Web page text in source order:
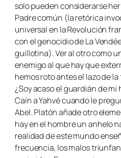
solo pueden considerarse
Padre común (la retórica
universal en la Revolución
con el genocidio de La
guillotina). Ver al otro como
enemigo al que hay que
hemos roto antes el lazo de
¿Soy acaso el guardián de
Caín a Yahvé cuando le
Abel. Platón añade otro
hay en el hombre un anhelo
realidad de este mundo
frecuencia, los malos